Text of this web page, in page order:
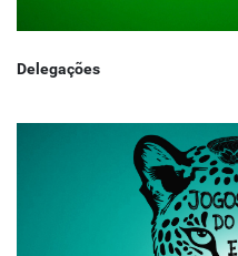
Delegações